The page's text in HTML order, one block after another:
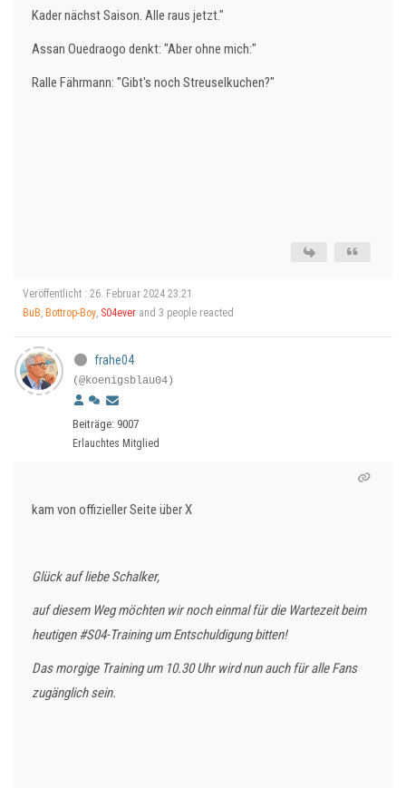
Kader nächst Saison. Alle raus jetzt."
Assan Ouedraogo denkt: "Aber ohne mich:"
Ralle Fährmann: "Gibt's noch Streuselkuchen?"
Veröffentlicht : 26. Februar 2024 23:21
BuB, Bottrop-Boy, S04ever and 3 people reacted
frahe04
(@koenigsblau04)
Beiträge: 9007
Erlauchtes Mitglied
kam von offizieller Seite über X
Glück auf liebe Schalker,
auf diesem Weg möchten wir noch einmal für die Wartezeit beim
heutigen #S04-Training um Entschuldigung bitten!
Das morgige Training um 10.30 Uhr wird nun auch für alle Fans
zugänglich sein.